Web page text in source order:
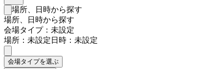
検索フォームを閉じる
場所、日時から探す
場所、日時から探す
会場タイプ：未設定
場所：未設定日時：未設定
会場タイプを選ぶ